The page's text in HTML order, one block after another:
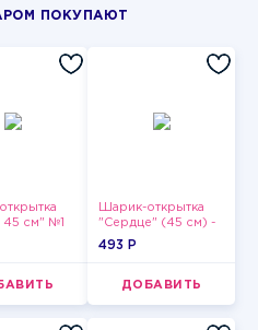
ПОКУПАЮТ
45 см" №1
Шарик-открытка
"Сердце" (45 см) -
2
493 P
ДОБАВИТЬ